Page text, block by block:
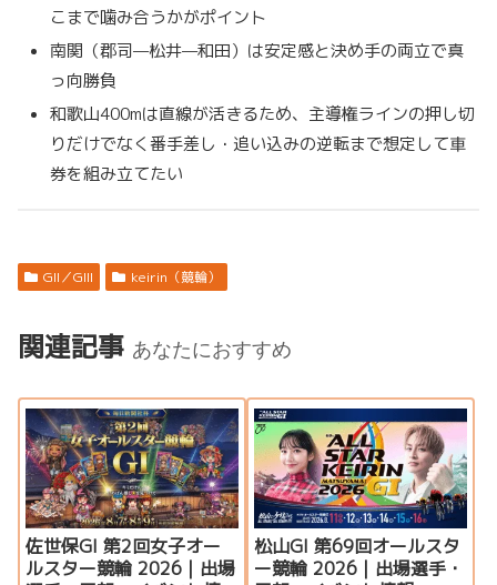
こまで噛み合うかがポイント
南関（郡司—松井—和田）は安定感と決め手の両立で真
っ向勝負
和歌山400mは直線が活きるため、主導権ラインの押し切
りだけでなく番手差し・追い込みの逆転まで想定して車
券を組み立てたい
GII／GIII keirin（競輪）
関連記事 あなたにおすすめ
佐世保GI 第2回女子オー
ルスター競輪 2026｜出場
松山GI 第69回オールスタ
ー競輪 2026｜出場選手・